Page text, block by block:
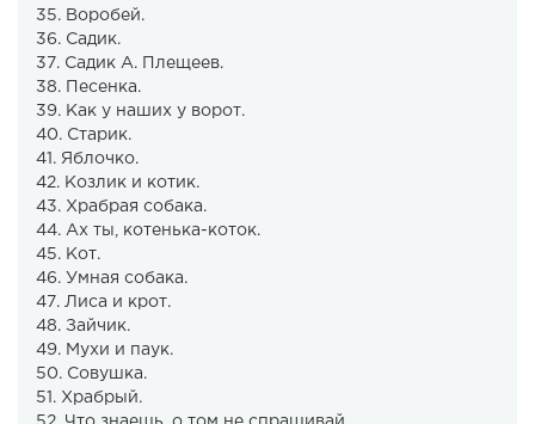
35. Воробей.
36. Садик.
37. Садик А. Плещеев.
38. Песенка.
39. Как у наших у ворот.
40. Старик.
41. Яблочко.
42. Козлик и котик.
43. Храбрая собака.
44. Ах ты, котенька-коток.
45. Кот.
46. Умная собака.
47. Лиса и крот.
48. Зайчик.
49. Мухи и паук.
50. Совушка.
51. Храбрый.